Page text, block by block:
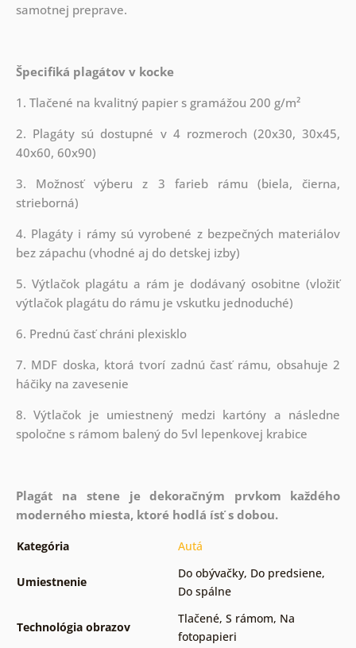
samotnej preprave.
Špecifiká plagátov v kocke
1. Tlačené na kvalitný papier s gramážou 200 g/m²
2. Plagáty sú dostupné v 4 rozmeroch (20x30, 30x45,
40x60, 60x90)
3. Možnosť výberu z 3 farieb rámu (biela, čierna,
strieborná)
4. Plagáty i rámy sú vyrobené z bezpečných materiálov
bez zápachu (vhodné aj do detskej izby)
5. Výtlačok plagátu a rám je dodávaný osobitne (vložiť
výtlačok plagátu do rámu je vskutku jednoduché)
6. Prednú časť chráni plexisklo
7. MDF doska, ktorá tvorí zadnú časť rámu, obsahuje 2
háčiky na zavesenie
8. Výtlačok je umiestnený medzi kartóny a následne
spoločne s rámom balený do 5vl lepenkovej krabice
Plagát na stene je dekoračným prvkom každého
moderného miesta, ktoré hodlá ísť s dobou.
Kategória Autá
Umiestnenie
Do obývačky, Do predsiene,
Do spálne
Technológia obrazov
Tlačené, S rámom, Na
fotopapieri